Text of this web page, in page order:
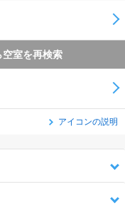
室を再検索
アイコンの説明